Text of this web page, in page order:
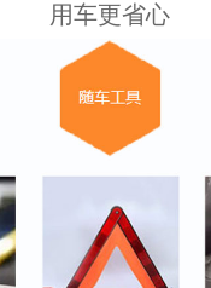
用车更省心